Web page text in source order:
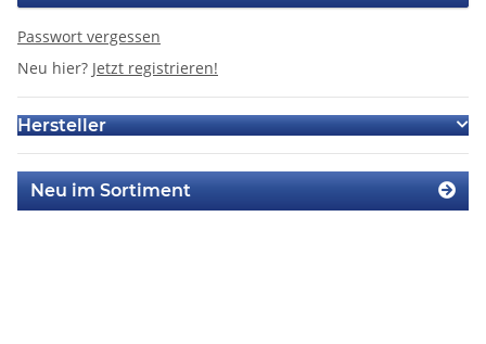
Passwort vergessen
Neu hier? Jetzt registrieren!
Hersteller
Neu im Sortiment